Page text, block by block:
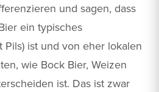
und sagen, dass
ein typisches
Pils) ist und von eher lokalen
wie Bock Bier, Weizen
ist. Das ist zwar